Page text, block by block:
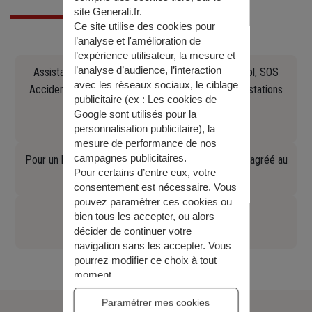
Assistance en cas d'accident, crevaison, panne, vol, SOS
Accident Europ Assistance Constat, recherche de stations
Essence, remorquage (...)
0141858483
Pour un bris de glace auto contactez un réparateur agréé au
09 70 80 60 01
Conseil juridique
01 58 38 65 66
site Generali.fr.
Ce site utilise des cookies pour
l’analyse et l'amélioration de
l’expérience utilisateur, la mesure et
l’analyse d’audience, l’interaction
avec les réseaux sociaux, le ciblage
publicitaire (ex : Les cookies de
Google sont utilisés pour la
personnalisation publicitaire), la
mesure de performance de nos
campagnes publicitaires.
Pour certains d’entre eux, votre
consentement est nécessaire. Vous
pouvez paramétrer ces cookies ou
bien tous les accepter, ou alors
décider de continuer votre
navigation sans les accepter. Vous
pourrez modifier ce choix à tout
moment.
Pour plus d’information,consulter
notre politique de gestion des
Paramétrer mes cookies